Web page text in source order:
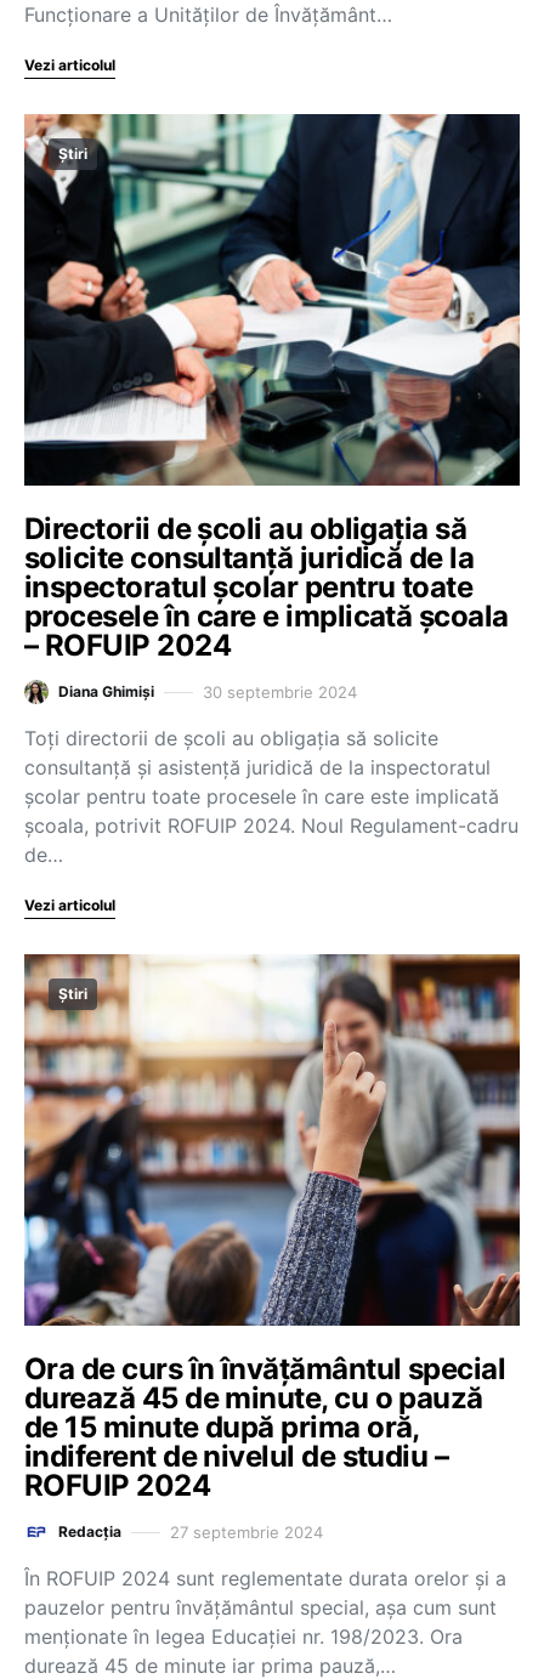
Funcționare a Unităților de Învățământ…
Vezi articolul
Știri
Directorii de școli au obligația să
solicite consultanță juridică de la
inspectoratul școlar pentru toate
procesele în care e implicată școala
– ROFUIP 2024
Diana Ghimiși 30 septembrie 2024
Toți directorii de școli au obligația să solicite
consultanță și asistență juridică de la inspectoratul
școlar pentru toate procesele în care este implicată
școala, potrivit ROFUIP 2024. Noul Regulament-cadru
de…
Vezi articolul
Știri
Ora de curs în învățământul special
durează 45 de minute, cu o pauză
de 15 minute după prima oră,
indiferent de nivelul de studiu –
ROFUIP 2024
Redacția 27 septembrie 2024
În ROFUIP 2024 sunt reglementate durata orelor și a
pauzelor pentru învățământul special, așa cum sunt
menționate în legea Educației nr. 198/2023. Ora
durează 45 de minute iar prima pauză,…